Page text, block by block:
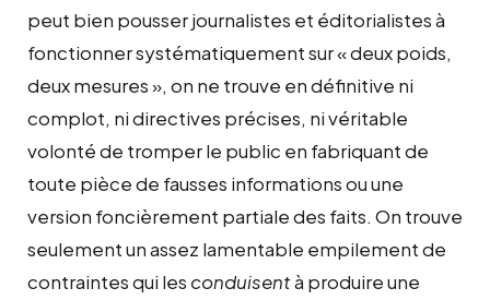
peut bien pousser journalistes et éditorialistes à
fonctionner systématiquement sur « deux poids,
deux mesures », on ne trouve en définitive ni
complot, ni directives précises, ni véritable
volonté de tromper le public en fabriquant de
toute pièce de fausses informations ou une
version foncièrement partiale des faits. On trouve
seulement un assez lamentable empilement de
contraintes qui les conduisentà produire une